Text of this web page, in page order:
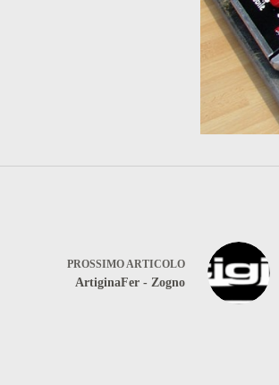
PROSSIMOARTICOLO
ArtiginaFer - Zogno